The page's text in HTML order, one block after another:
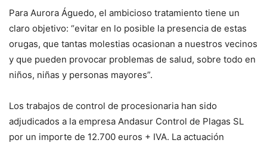
Para Aurora Águedo, el ambicioso tratamiento tiene un
claro objetivo: “evitar en lo posible la presencia de estas
orugas, que tantas molestias ocasionan a nuestros vecinos
y que pueden provocar problemas de salud, sobre todo en
niños, niñas y personas mayores”.
Los trabajos de control de procesionaria han sido
adjudicados a la empresa Andasur Control de Plagas SL
por un importe de 12.700 euros + IVA. La actuación